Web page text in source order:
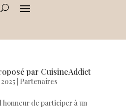
par CuisineAddict
| Partenaires
honneur de participer à un